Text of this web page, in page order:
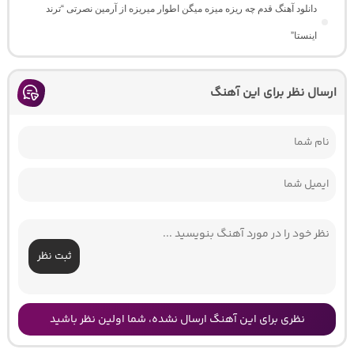
دانلود آهنگ ﻗﺪم ﭼﻪ رﻳﺰه ﻣﻴﺰه ﻣﻴﮕﻦ اﻃﻮار ﻣﻴﺮﻳﺰه از آرمین نصرتی “ترند
اینستا”
ارسال نظر برای این آهنگ
ثبت نظر
نظری برای این آهنگ ارسال نشده، شما اولین نظر باشید